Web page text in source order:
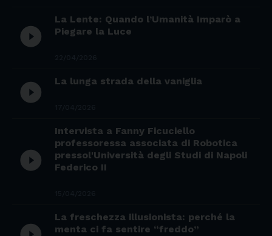
play_circle_filled
La Lente: Quando l’Umanità Imparò a
Piegare la Luce
play_circle_filled La lunga strada della vaniglia
play_circle_filled
Intervista a Fanny Ficuciello
professoressa associata di Robotica
pressol'Università degli Studi di Napoli
Federico II
La freschezza illusionista: perché la
menta ci fa sentire “freddo”